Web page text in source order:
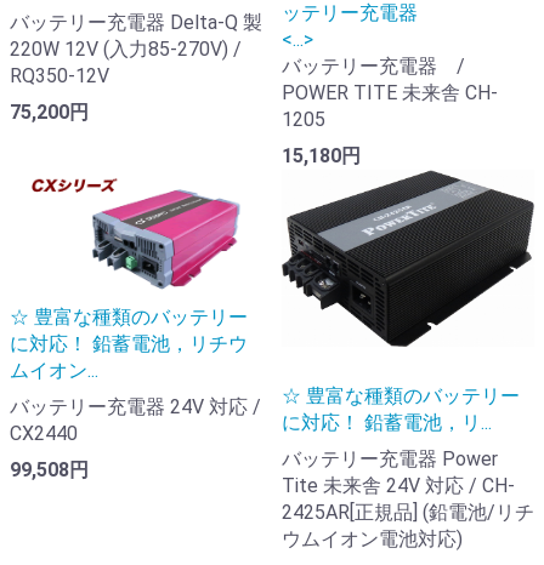
バッテリー充電器 Delta-Q 製
220W 12V (入力85-270V) /
RQ350-12V
75,200円
ッテリー充電器
<...>
バッテリー充電器 /
POWER TITE 未来舎 CH-
1205
15,180円
☆ 豊富な種類のバッテリー
に対応！ 鉛蓄電池，リチウ
ムイオン...
バッテリー充電器 24V 対応 /
CX2440
99,508円
☆ 豊富な種類のバッテリー
に対応！ 鉛蓄電池，リ...
バッテリー充電器 Power
Tite 未来舎 24V 対応 / CH-
2425AR[正規品] (鉛電池/リチ
ウムイオン電池対応)